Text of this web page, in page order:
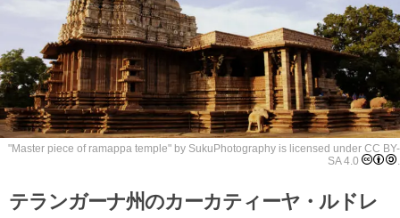
"Master piece of ramappa temple" by SukuPhotography is licensed under CC BY-
SA 4.0
.
テランガーナ州のカーカティーヤ・ルドレ